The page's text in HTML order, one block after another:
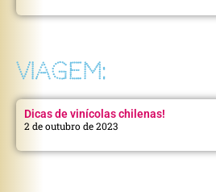
VIAGEM:
Dicas de vinícolas chilenas!
2 de outubro de 2023